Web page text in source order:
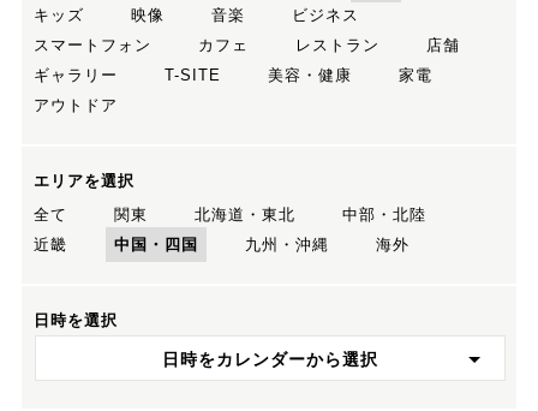
キッズ
映像 音楽
ビジネス
スマートフォン
カフェ レストラン
店舗
ギャラリー
T-SITE 美容・健康
家電
アウトドア
エリアを選択
全て
関東 北海道・東北
中部・北陸
近畿
中国・四国 九州・沖縄 海外
日時を選択
日時をカレンダーから選択